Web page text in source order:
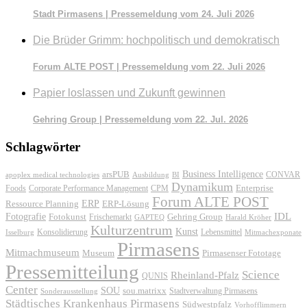
Stadt Pirmasens | Pressemeldung vom 24. Juli 2026
Die Brüder Grimm: hochpolitisch und demokratisch
Forum ALTE POST | Pressemeldung vom 22. Juli 2026
Papier loslassen und Zukunft gewinnen
Gehring Group | Pressemeldung vom 22. Jul. 2026
Schlagwörter
apoplex medical technologies arsPUB Ausbildung BI Business Intelligence CONVAR
Foods Corporate Performance Management CPM Dynamikum Enterprise
Ressource Planning ERP ERP-Lösung Forum ALTE POST
Fotografie Fotokunst Frischemarkt GAPTEQ Gehring Group Harald Kröher IDL
Isselburg Konsolidierung Kulturzentrum Kunst Lebensmittel Mitmachexponate
Mitmachmuseum Museum Pirmasens Pirmasenser Fototage
Pressemitteilung QUNIS Rheinland-Pfalz Science
Center Sonderausstellung SOU sou.matrixx Stadtverwaltung Pirmasens
Städtisches Krankenhaus Pirmasens Südwestpfalz Vorhofflimmern